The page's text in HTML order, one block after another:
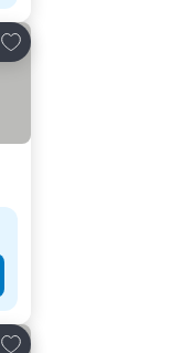
Přidat na seznam
Přidat na seznam